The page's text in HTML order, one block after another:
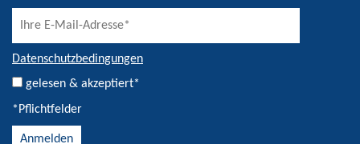
Datenschutzbedingungen
gelesen & akzeptiert*
*Pflichtfelder